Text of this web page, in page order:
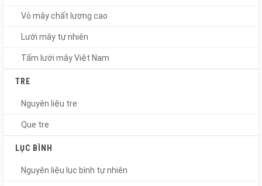
Vỏ mây chất lượng cao
Lưới mây tự nhiên
Tấm lưới mây Việt Nam
TRE
Nguyên liệu tre
Que tre
LỤC BÌNH
Nguyên liệu lục bình tự nhiên